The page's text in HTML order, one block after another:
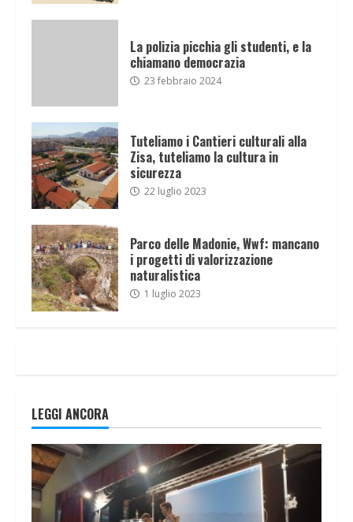
La polizia picchia gli studenti, e la
chiamano democrazia
23 febbraio 2024
Tuteliamo i Cantieri culturali alla
Zisa, tuteliamo la cultura in
sicurezza
22 luglio 2023
Parco delle Madonie, Wwf: mancano
i progetti di valorizzazione
naturalistica
1 luglio 2023
LEGGI ANCORA